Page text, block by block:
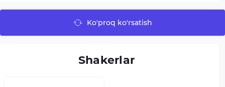
Ko'proq ko'rsatish
Shakerlar